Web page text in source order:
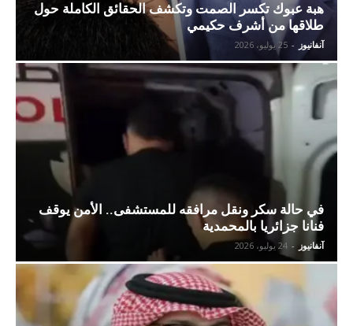
هبة عبوك تكسر الصمت وتكشف الحقائق الكاملة حول
طلاقها من أشرف حكيمي
آنفانيوز - 25 يوليو، 2026
في حالة سكر ونقل مرافقه للمستشفى.. الأمن يوقف
فنانا جزائريا بالمحمدية
آنفانيوز - 24 يوليو، 2026